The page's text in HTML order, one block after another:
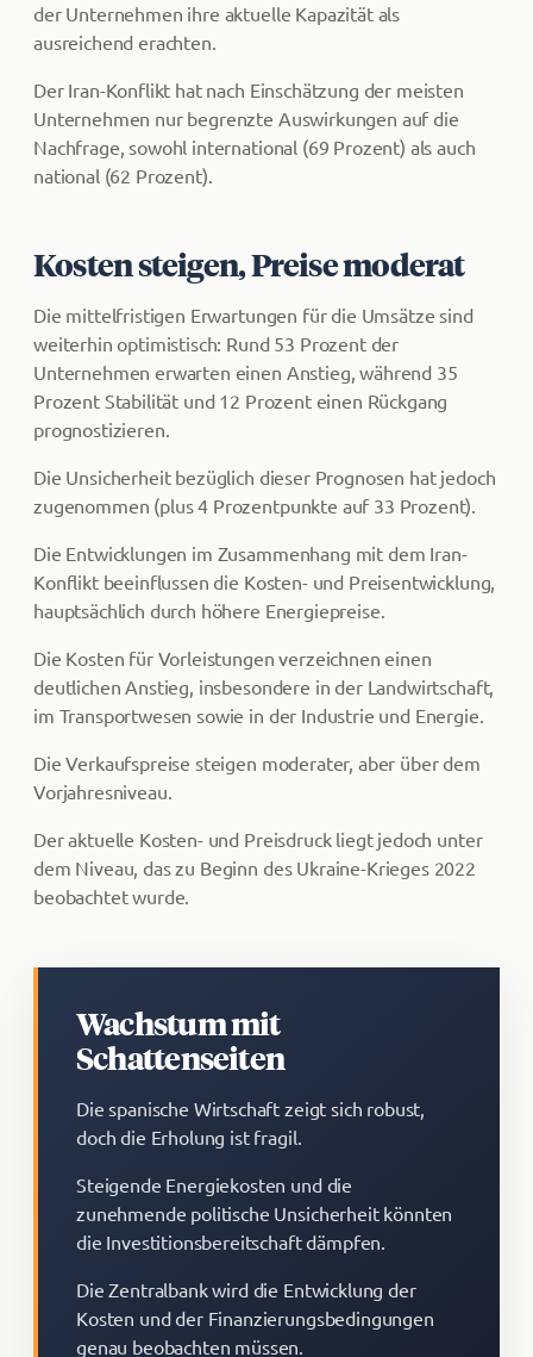
der Unternehmen ihre aktuelle Kapazität als
ausreichend erachten.
Der Iran-Konflikt hat nach Einschätzung der meisten
Unternehmen nur begrenzte Auswirkungen auf die
Nachfrage, sowohl international (69 Prozent) als auch
national (62 Prozent).
Kosten steigen, Preise moderat
Die mittelfristigen Erwartungen für die Umsätze sind
weiterhin optimistisch: Rund 53 Prozent der
Unternehmen erwarten einen Anstieg, während 35
Prozent Stabilität und 12 Prozent einen Rückgang
prognostizieren.
Die Unsicherheit bezüglich dieser Prognosen hat jedoch
zugenommen (plus 4 Prozentpunkte auf 33 Prozent).
Die Entwicklungen im Zusammenhang mit dem Iran-
Konflikt beeinflussen die Kosten- und Preisentwicklung,
hauptsächlich durch höhere Energiepreise.
Die Kosten für Vorleistungen verzeichnen einen
deutlichen Anstieg, insbesondere in der Landwirtschaft,
im Transportwesen sowie in der Industrie und Energie.
Die Verkaufspreise steigen moderater, aber über dem
Vorjahresniveau.
Der aktuelle Kosten- und Preisdruck liegt jedoch unter
dem Niveau, das zu Beginn des Ukraine-Krieges 2022
beobachtet wurde.
Wachstum mit
Schattenseiten
Die spanische Wirtschaft zeigt sich robust,
doch die Erholung ist fragil.
Steigende Energiekosten und die
zunehmende politische Unsicherheit könnten
die Investitionsbereitschaft dämpfen.
Die Zentralbank wird die Entwicklung der
Kosten und der Finanzierungsbedingungen
genau beobachten müssen.